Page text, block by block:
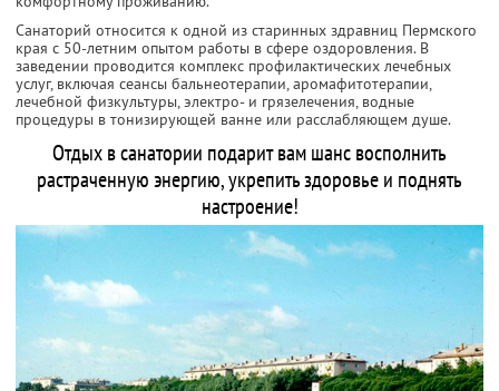
Санаторий относится к одной из старинных здравниц Пермского
края с 50-летним опытом работы в сфере оздоровления. В
заведении проводится комплекс профилактических лечебных
услуг, включая сеансы бальнеотерапии, аромафитотерапии,
лечебной физкультуры, электро- и грязелечения, водные
процедуры в тонизирующей ванне или расслабляющем душе.
Отдых в санатории подарит вам шанс восполнить
растраченную энергию, укрепить здоровье и поднять
настроение!